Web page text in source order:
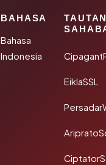
BAHASA
Bahasa
Indonesia
EiklaSSL